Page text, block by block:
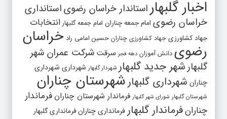
اخبار گلبهار استاندار خراسان رضویاستانداری
خراسان رضوی امام جمعه چناران امام جمعه گلبهار انتخابات
جهاد کشاورزی جهاد کشاورزی چناران حسین امامی راد خراسان
رضوی دانش آموزان دهه فجر سرقت شرکت عمران شهر
گلبهارشهر جدید گلبهار شهردار گلبهار شهرداری شهرداری
چناران شهرداری گلبهار شهرستان چناران
شهرستان گلبهار شورای شهر گلبهار فرماندار شهرستان چناران فرماندار
چنارانفرماندار گلبهار فرمانداری چنارانفرمانداری گلبهار